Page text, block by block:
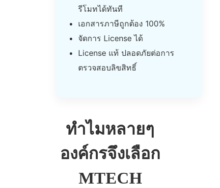
รีโมทได้ทันที
เอกสารภาษีถูกต้อง 100%
จัดการ License ได้
License แท้ ปลอดภัยต่อการ
ตรวจสอบลิขสิทธิ์
ทำไมหลายๆ
องค์กรจึงเลือก
MTECH